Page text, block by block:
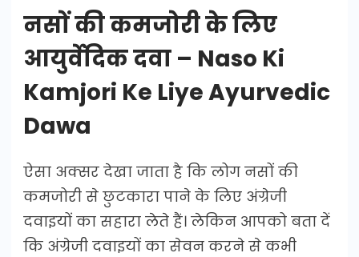
नसों की कमजोरी के लिए
आयुर्वेदिक दवा – Naso Ki
Kamjori Ke Liye Ayurvedic
Dawa
ऐसा अक्सर देखा जाता है कि लोग नसों की
कमजोरी से छुटकारा पाने के लिए अंग्रेजी
दवाइयों का सहारा लेते हैं। लेकिन आपको बता दें
कि अंग्रेजी दवाइयों का सेवन करने से कभी